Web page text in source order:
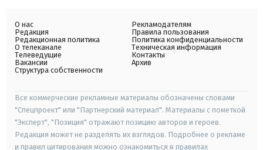
О нас
Редакция
Редакционная политика
О телеканале
Телеведущие
Вакансии
Структура собственности
Рекламодателям
Правила пользования
Политика конфиденциальности
Техническая информация
Контакты
Архив
Все коммерческие рекламные материалы обозначены словами
"Спецпроект" или "Партнерский материал". Материалы с пометкой
"Эксперт", "Позиция" отражают позицию авторов и героев.
Редакция может не разделять их взглядов. Подробнее о рекламе
и правил цитирования можно ознакомиться в правилах